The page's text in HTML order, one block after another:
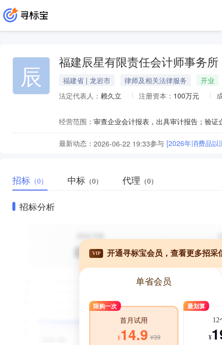
辰 福建辰星有限责任会计师事务所
福建省 | 龙岩市 律师及相关法律服务
开业
法定代表人： 赖久立 注册资本： 100万元
经营范围：
最新动态： 2026-06-22 19:33参与 [2026年消费品以
招标 （0） 中标 （0） 代理 （0）
招标分析
VIP 开通寻标宝会员，查看更多招采
单省会员
限购一次
首月试用
¥14.9 ¥39
最划算
12
¥